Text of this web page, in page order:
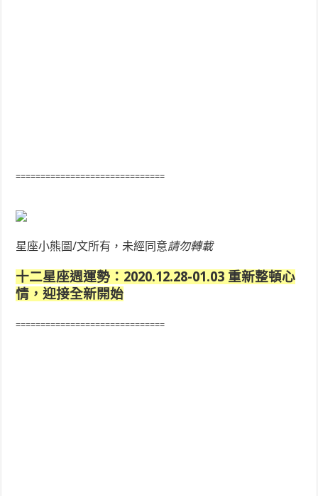
==============================
星座小熊圖/文所有，未經同意請勿轉載
十二星座週運勢：2020.12.28-01.03 重新整頓心
情，迎接全新開始
==============================